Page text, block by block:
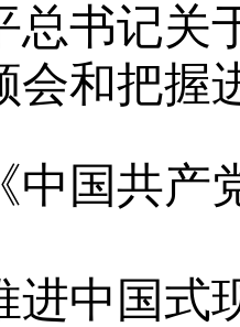
总书记关
会和把握
中国共产
进中国